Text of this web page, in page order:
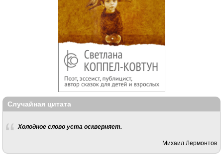
Случайная цитата
Холодное слово уста оскверняет.
Михаил Лермонтов